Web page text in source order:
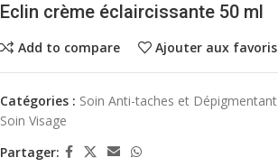
Eclin crème éclaircissante 50 ml
Add to compare Ajouter aux favoris
Catégories : Soin Anti-taches et Dépigmentant
Soin Visage
Partager: